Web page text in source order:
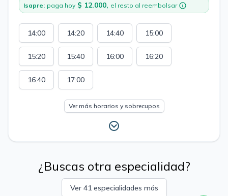
Isapre: paga hoy $ 12.000, el resto al reembolsar
14:00 14:20 14:40 15:00
15:20 15:40 16:00 16:20
16:40 17:00
Ver más horarios y sobrecupos
¿Buscas otra especialidad?
Ver 41 especialidades más